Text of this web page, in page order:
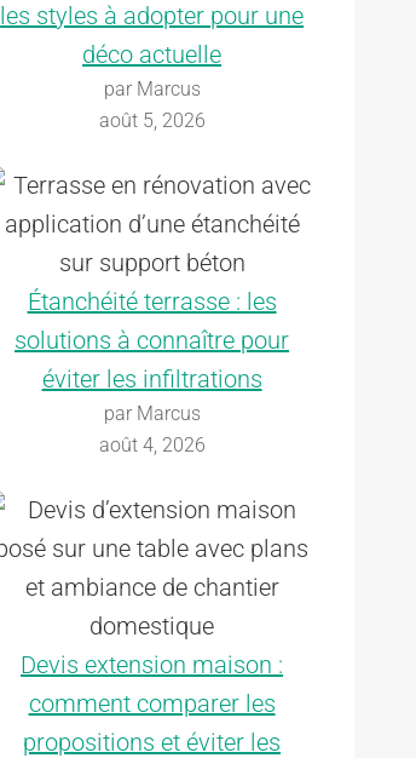
les styles à adopter pour une
déco actuelle
par Marcus
août 5, 2026
Étanchéité terrasse : les
solutions à connaître pour
éviter les infiltrations
par Marcus
août 4, 2026
Devis extension maison :
comment comparer les
propositions et éviter les